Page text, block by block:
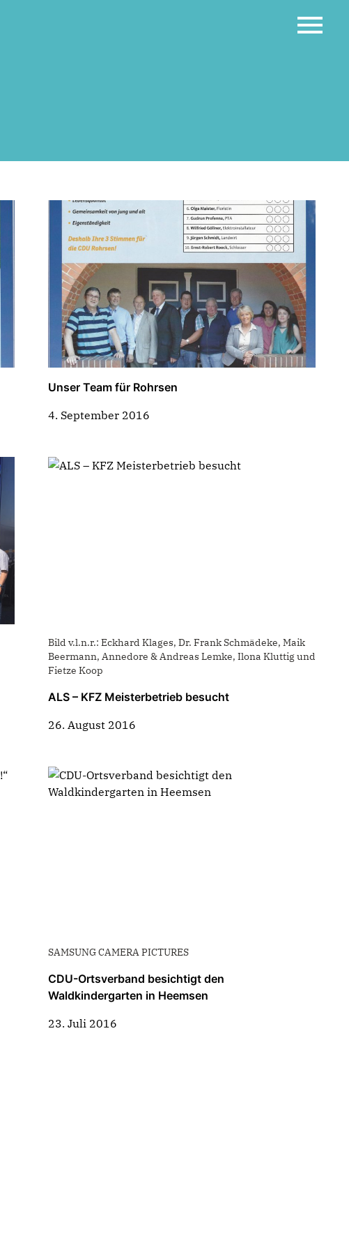
Unser Team für Rohrsen
4. September 2016
Bild v.l.n.r.: Eckhard Klages, Dr. Frank Schmädeke, Maik
Beermann, Annedore & Andreas Lemke, Ilona Kluttig und
Fietze Koop
ALS – KFZ Meisterbetrieb besucht
26. August 2016
SAMSUNG CAMERA PICTURES
CDU-Ortsverband besichtigt den
Waldkindergarten in Heemsen
23. Juli 2016